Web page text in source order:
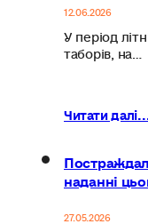
12.06.2026
У період
таборів, на…
Читати далі...
наданні
27.05.2026